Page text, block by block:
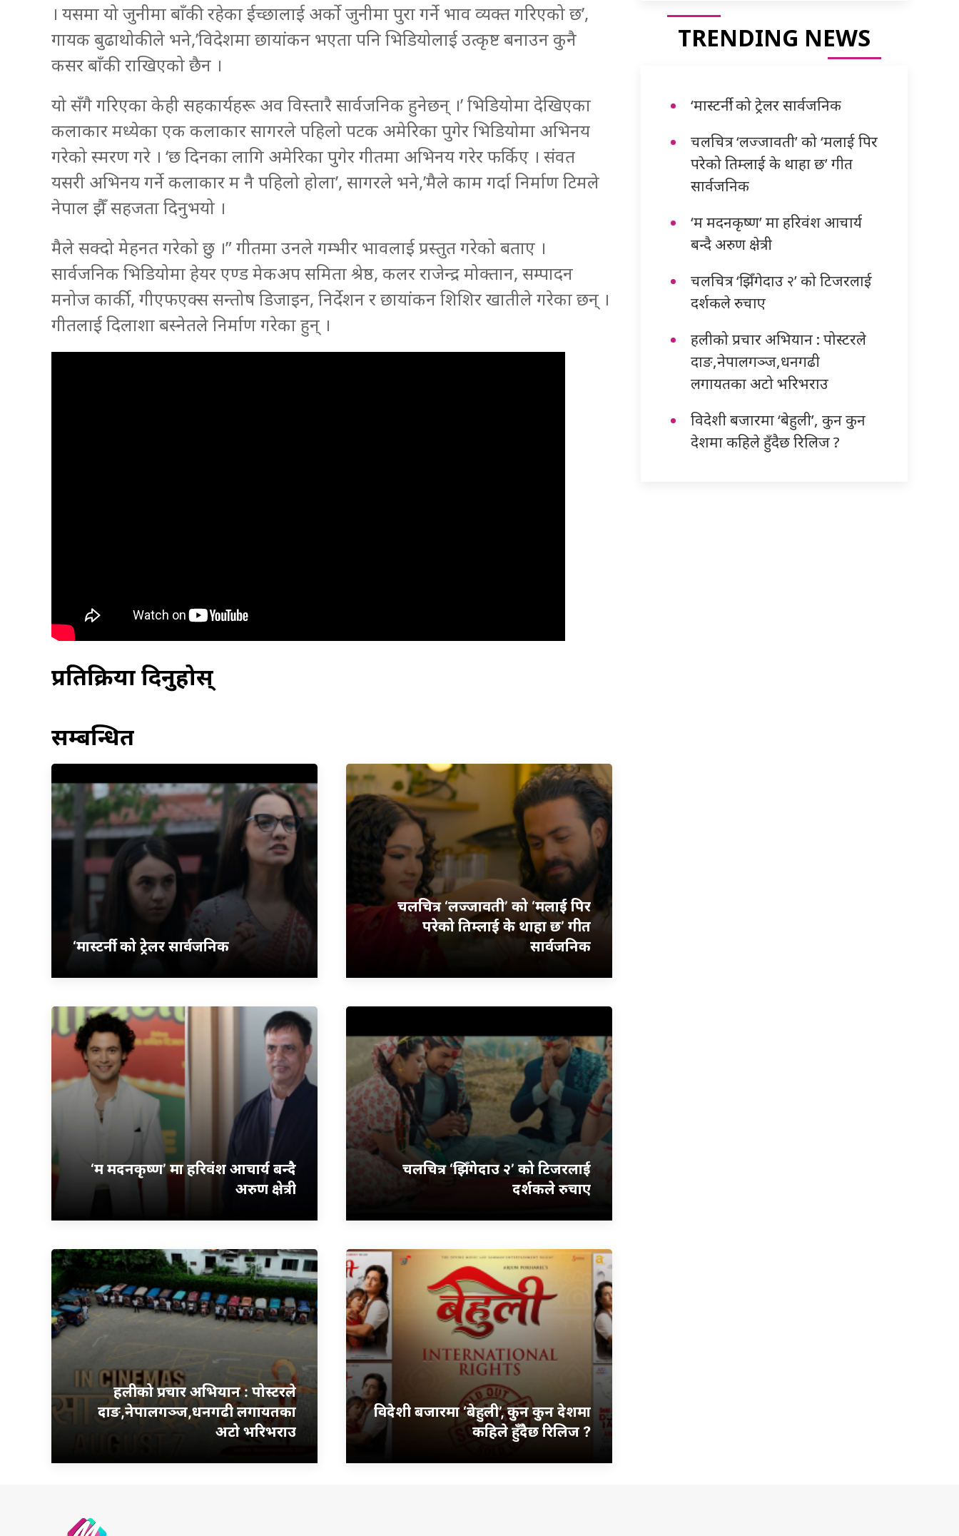
। यसमा यो जुनीमा बाँकी रहेका ईच्छालाई अर्को जुनीमा पुरा गर्ने भाव व्यक्त गरिएको छ’,
गायक बुढाथोकीले भने,’विदेशमा छायांकन भएता पनि भिडियोलाई उत्कृष्ट बनाउन कुनै
कसर बाँकी राखिएको छैन ।
यो सँगै गरिएका केही सहकार्यहरू अव विस्तारै सार्वजनिक हुनेछन् ।’ भिडियोमा देखिएका
कलाकार मध्येका एक कलाकार सागरले पहिलो पटक अमेरिका पुगेर भिडियोमा अभिनय
गरेको स्मरण गरे । ‘छ दिनका लागि अमेरिका पुगेर गीतमा अभिनय गरेर फर्किए । संवत
यसरी अभिनय गर्ने कलाकार म नै पहिलो होला’, सागरले भने,’मैले काम गर्दा निर्माण टिमले
नेपाल झैँ सहजता दिनुभयो ।
मैले सक्दो मेहनत गरेको छु ।” गीतमा उनले गम्भीर भावलाई प्रस्तुत गरेको बताए ।
सार्वजनिक भिडियोमा हेयर एण्ड मेकअप समिता श्रेष्ठ, कलर राजेन्द्र मोक्तान, सम्पादन
मनोज कार्की, गीएफएक्स सन्तोष डिजाइन, निर्देशन र छायांकन शिशिर खातीले गरेका छन् ।
गीतलाई दिलाशा बस्नेतले निर्माण गरेका हुन् ।
प्रतिक्रिया दिनुहोस्
सम्बन्धित
‘मास्टर्नी’ को ट्रेलर सार्वजनिक
चलचित्र ‘लज्जावती’ को ‘मलाई पिर
परेको तिम्लाई के थाहा छ’ गीत
सार्वजनिक
‘म मदनकृष्ण’ मा हरिवंश आचार्य बन्दै
अरुण क्षेत्री
चलचित्र ‘झिँगेदाउ २’ को टिजरलाई
दर्शकले रुचाए
हलीको प्रचार अभियान : पोस्टरले
दाङ,नेपालगञ्ज,धनगढी लगायतका
अटो भरिभराउ
विदेशी बजारमा ‘बेहुली’, कुन कुन देशमा
कहिले हुँदैछ रिलिज ?
TRENDING NEWS
‘मास्टर्नी’ को ट्रेलर सार्वजनिक
चलचित्र ‘लज्जावती’ को ‘मलाई पिर
परेको तिम्लाई के थाहा छ’ गीत
सार्वजनिक
‘म मदनकृष्ण’ मा हरिवंश आचार्य
बन्दै अरुण क्षेत्री
चलचित्र ‘झिँगेदाउ २’ को टिजरलाई
दर्शकले रुचाए
हलीको प्रचार अभियान : पोस्टरले
दाङ,नेपालगञ्ज,धनगढी
लगायतका अटो भरिभराउ
विदेशी बजारमा ‘बेहुली’, कुन कुन
देशमा कहिले हुँदैछ रिलिज ?